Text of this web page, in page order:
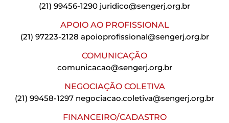
(21) 99456-1290 juridico@sengerj.org.br
APOIO AO PROFISSIONAL
(21) 97223-2128 apoioprofissional@sengerj.org.br
COMUNICAÇÃO
comunicacao@sengerj.org.br
NEGOCIAÇÃO COLETIVA
(21) 99458-1297 negociacao.coletiva@sengerj.org.br
FINANCEIRO/CADASTRO